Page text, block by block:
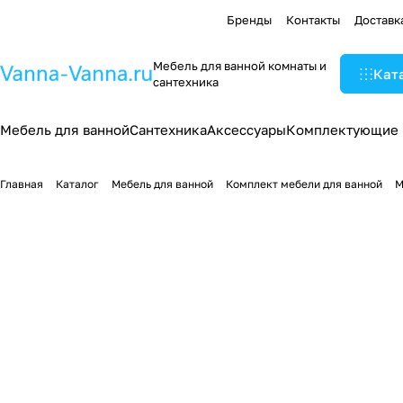
Бренды Контакты
Мебель для ванной комнаты и
сантехника
Мебель для ваннойСантехникаАксессуарыКомплектующие
Главная Каталог Мебель для ванной Комплект мебели для ванной